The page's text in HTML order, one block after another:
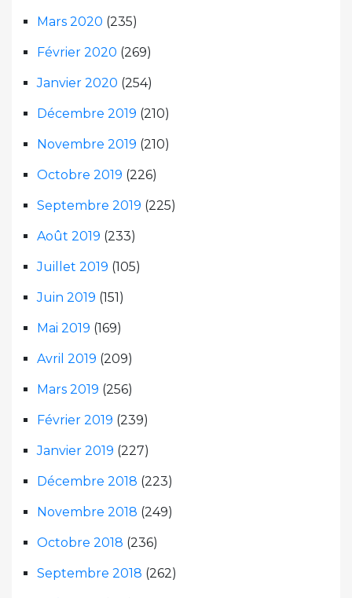
Mars 2020 (235)
Février 2020 (269)
Janvier 2020 (254)
Décembre 2019 (210)
Novembre 2019 (210)
Octobre 2019 (226)
Septembre 2019 (225)
Août 2019 (233)
Juillet 2019 (105)
Juin 2019 (151)
Mai 2019 (169)
Avril 2019 (209)
Mars 2019 (256)
Février 2019 (239)
Janvier 2019 (227)
Décembre 2018 (223)
Novembre 2018 (249)
Octobre 2018 (236)
Septembre 2018 (262)